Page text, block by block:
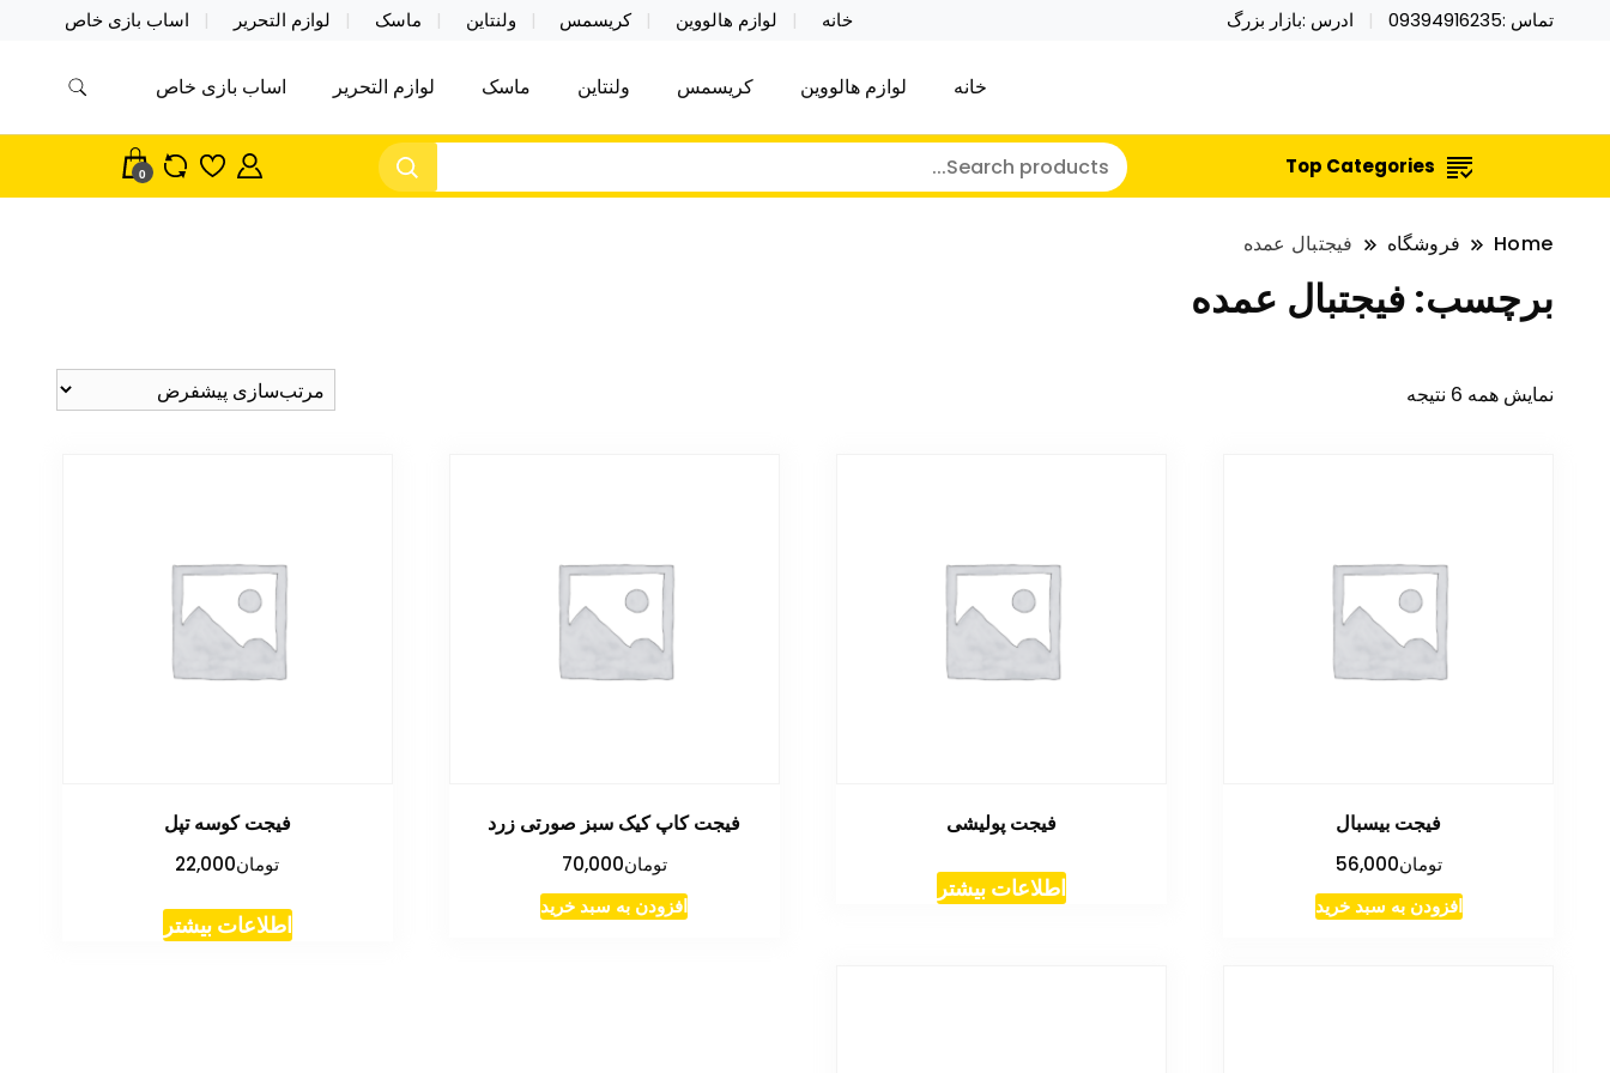
تماس :09394916235 ادرس :بازار بزرگ خانه لوازم هالووین کریسمس ولنتاین ماسک لوازم التحریر اساب بازی خاص
نایکر توی فروش عمده لوازم هالووین ولن تاین کادویی کریسمس اکسسوری ماسک
خرید محصولات خاص فیجت اسباب بازی تراول ماگ نایکر توی فروش عمده لوازم هالووین ولن تاین کادویی کریسمس اکسسوری ماسک در واردات مستقیم
خانه لوازم هالووین کریسمس ولنتاین ماسک لوازم التحریر اساب بازی خاص
Top Categories
0
Home فروشگاه فیجتبال عمده
برچسب: فیجتبال عمده
نمایش همه 6 نتیجه
فیجت بیسبال
تومان56,000
افزودن به سبد خرید
فیجت پولیشی
اطلاعات بیشتر
فیجت کاپ کیک سبز صورتی زرد
تومان70,000
افزودن به سبد خرید
فیجت کوسه تپل
تومان22,000
اطلاعات بیشتر